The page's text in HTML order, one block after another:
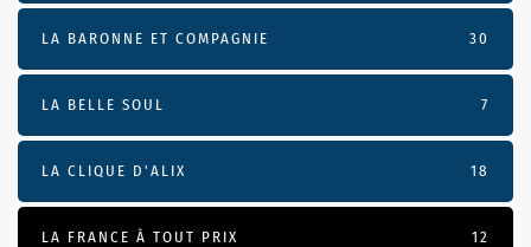
LA BARONNE ET COMPAGNIE 30
LA BELLE SOUL 7
LA CLIQUE D'ALIX 18
LA FRANCE À TOUT PRIX 12